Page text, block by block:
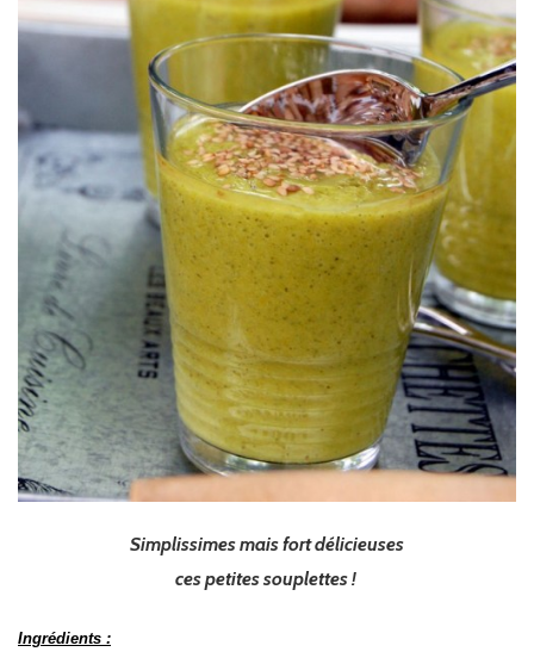
Simplissimes mais fort délicieuses
ces petites souplettes !
Ingrédients :